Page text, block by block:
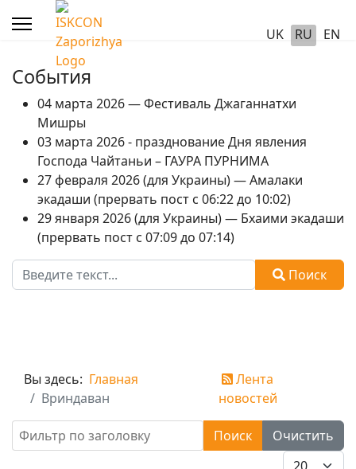
UK RU EN
События
04 марта 2026 — Фестиваль Джаганнатхи
Мишры
03 марта 2026 - празднование Дня явления
Господа Чайтаньи – ГАУРА ПУРНИМА
27 февраля 2026 (для Украины) — Амалаки
экадаши (прервать пост с 06:22 до 10:02)
29 января 2026 (для Украины) — Бхаими экадаши
(прервать пост с 07:09 до 07:14)
Поиск
Поиск
Вы здесь: Главная
Вриндаван
Лента
новостей
Фильтр по заголовку
Поиск
Очистить
Кол-во